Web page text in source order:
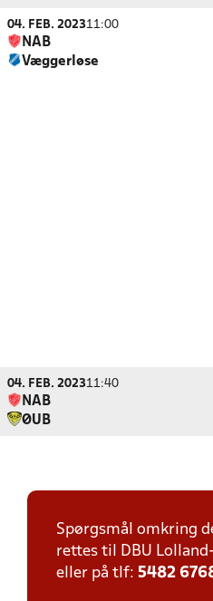
04. FEB. 202311:00
NAB
Væggerløse
04. FEB. 202311:40
NAB
ØUB
Spørgsmål omkring
rettes til DBU
eller på tlf: 5482